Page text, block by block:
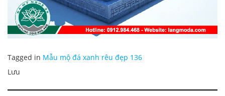
Tagged in Mẫu mộ đá xanh rêu đẹp 136
Lưu